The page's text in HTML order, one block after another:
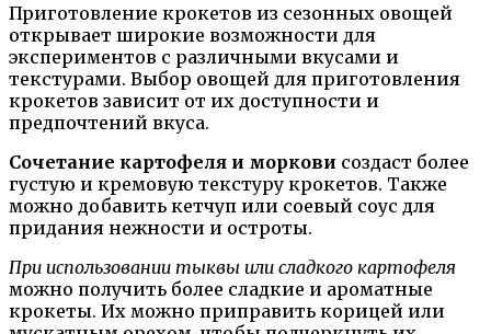
Приготовление крокетов из сезонных овощей
открывает широкие возможности для
экспериментов с различными вкусами и
текстурами. Выбор овощей для приготовления
крокетов зависит от их доступности и
предпочтений вкуса.
Сочетание картофеля и моркови создаст более
густую и кремовую текстуру крокетов. Также
можно добавить кетчуп или соевый соус для
придания нежности и остроты.
При использовании тыквы или сладкого картофеля
можно получить более сладкие и ароматные
крокеты. Их можно приправить корицей или